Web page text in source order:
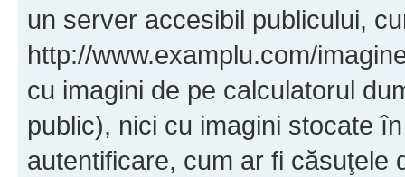
un server accesibil publicului,
http://www.examplu.com/
cu imagini de pe calculatorul
public), nici cu imagini stocate
autentificare, cum ar fi căsuţele